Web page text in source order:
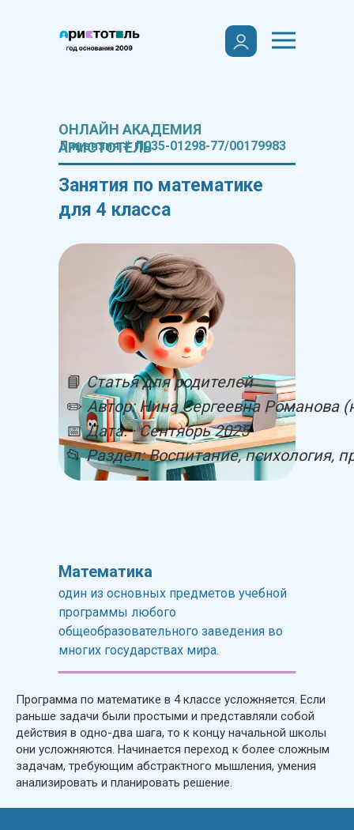
ОНЛАЙН АКАДЕМИЯ
АРИСТОТЕЛЬ
Лицензия # Л035-01298-77/00179983
Занятия по математике
для 4 класса
📘Статья для родителей
✏️ Автор: Нина Сергеевна Романова
📅Дата: · Сентябрь 2025
📂Раздел: Воспитание, психология,
Математика
один из основных предметов учебной
программы любого
общеобразовательного заведения во
многих государствах мира.
Программа по математике в 4 классе усложняется. Если
раньше задачи были простыми и представляли собой
действия в одно-два шага, то к концу начальной школы
они усложняются. Начинается переход к более сложным
задачам, требующим абстрактного мышления, умения
анализировать и планировать решение.